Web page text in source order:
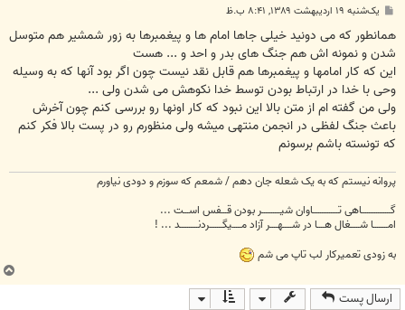
ت
یک‌شنبه ۱۹ اردیبهشت ۱۳۸۹, ۸:۴۱ ب.ظ
همانطور که می دونید خیلی جاها امام ها و پیغمبرها به زور شمشیر هم متوسل
شدن و نمونه اش هم جنگ های بدر و احد و ... هست
این که کار امامها و پیغمبرها هم قابل نقد نیست چون اگر بود آنها که به وسیله
وحی با خدا در ارتباط بودن توسط خدا نکوهش می شدن ولی ...
ولی من گفته ام از متن بالا این نبود که کار اونها رو بررسی کنم چون آخرش
باعث جنگ لفظی در انجمن منتهی میشه ولی منظورم رو در پست بالا فکر کنم
که تونسته باشم برسونم
پروانه نیستم که به یک شعله جان دهم / شمعم که سوزم و دودی نیاورم
گــــــــــــــــاهی تــــــــــــــاوان شیــــــــــر بودن قـــفس اســـت ...
امــــــــا شـــــغال هــــا در شـــــهــــر آزاد مـــــیگـــــــردنــــــــــد ... !
به زودی تعمیرکار لب تاپ می شم
ارسال پست